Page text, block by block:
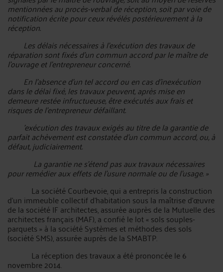
mentionnées au procès-verbal de réception, soit par voie de
notification écrite pour ceux révélés postérieurement à la
réception.
Les délais nécessaires à l'exécution des travaux de
réparation sont fixés d'un commun accord par le maître de
l'ouvrage et l'entrepreneur concerné.
En l'absence d'un tel accord ou en cas d'inexécution
dans le délai fixé, les travaux peuvent, après mise en
demeure restée infructueuse, être exécutés aux frais et
risques de l'entrepreneur défaillant.
'exécution des travaux exigés au titre de la garantie de
parfait achèvement est constatée d'un commun accord, ou, à
défaut, judiciairement.
La garantie ne s'étend pas aux travaux nécessaires
pour remédier aux effets de l'usure normale ou de l'usage. »
La société Courbevoie, qui a entrepris la construction
d'un immeuble collectif d'habitation sous la maîtrise d'œuvre
de la société IF architectes, assurée auprès de la Mutuelle des
architectes français (MAF), a confié le lot « sols souples-
parquets » à la société Systèmes et méthodes des sols
(société SMS), assurée auprès de la SMABTP.
La réception des travaux a été prononcée le 6
novembre 2014.